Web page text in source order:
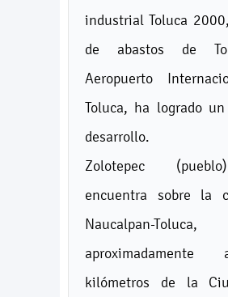
industrial Toluca
de abastos de
Aeropuerto
Toluca, ha logrado un
desarrollo.
Zolotepec
encuentra sobre la
Naucalpan-Toluca,
kilómetros de la